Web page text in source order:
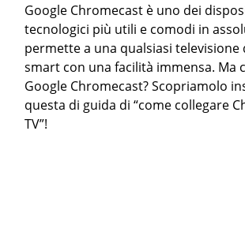
Google Chromecast è uno dei
tecnologici più utili e comodi in
permette a una qualsiasi televisione
smart con una facilità immensa. Ma
Google Chromecast? Scopriamolo
questa di guida di “come collegare
TV”!